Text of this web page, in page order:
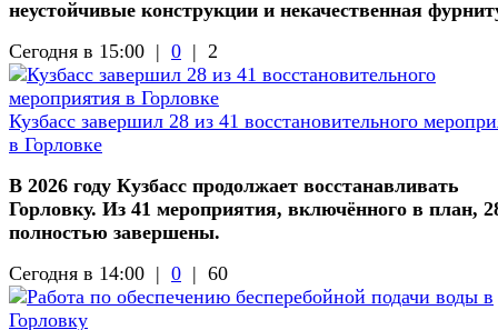
неустойчивые конструкции и некачественная
Сегодня в 15:00 | 0 | 2
Кузбасс завершил 28 из 41 восстановительного
в Горловке
В 2026 году Кузбасс продолжает восстанавливать
Горловку. Из 41 мероприятия, включённого в план,
полностью завершены.
Сегодня в 14:00 | 0 | 60